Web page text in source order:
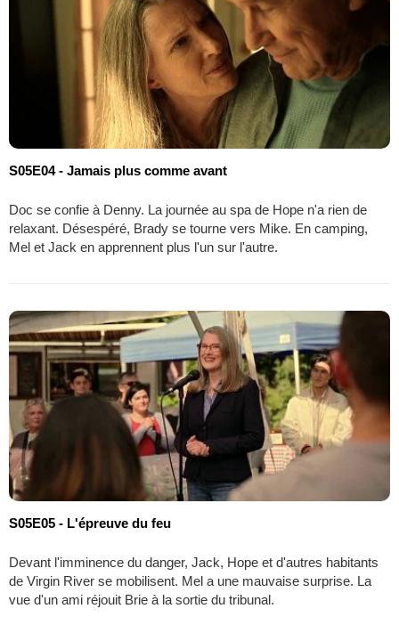
S05E04 - Jamais plus comme avant
Doc se confie à Denny. La journée au spa de Hope n'a rien de
relaxant. Désespéré, Brady se tourne vers Mike. En camping,
Mel et Jack en apprennent plus l'un sur l'autre.
S05E05 - L'épreuve du feu
Devant l'imminence du danger, Jack, Hope et d'autres habitants
de Virgin River se mobilisent. Mel a une mauvaise surprise. La
vue d'un ami réjouit Brie à la sortie du tribunal.